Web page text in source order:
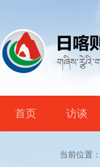
首页 访谈
当前位置：